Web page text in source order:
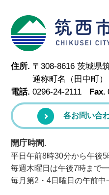
住所. 〒308-8616 茨城県
通称町名（田中町）
電話. 0296-24-2111 Fax.
各お問い合
開庁時間.
平日午前8時30分から午後
毎週木曜日は午後7時まで
毎月第2・4日曜日の午前中